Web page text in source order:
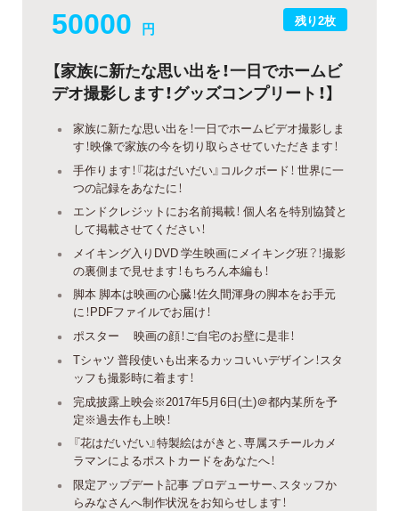
残り2枚
50000 円
【家族に新たな思い出を！一日でホームビ
デオ撮影します！グッズコンプリート！】
家族に新たな思い出を！一日でホームビデオ撮影しま
す！映像で家族の今を切り取らさせていただきます！
手作ります！『花はだいだい』コルクボード！ 世界に一
つの記録をあなたに！
エンドクレジットにお名前掲載！ 個人名を特別協賛と
して掲載させてください！
メイキング入りDVD 学生映画にメイキング班？！撮影
の裏側まで見せます！もちろん本編も！
脚本 脚本は映画の心臓！佐久間渾身の脚本をお手元
に！PDFファイルでお届け！
ポスター 映画の顔！ご自宅のお壁に是非！
Tシャツ 普段使いも出来るカッコいいデザイン！スタ
ッフも撮影時に着ます！
完成披露上映会※2017年5月6日(土)＠都内某所を予
定※過去作も上映！
『花はだいだい』特製絵はがきと、専属スチールカメ
ラマンによるポストカードをあなたへ！
限定アップデート記事 プロデューサー、スタッフか
らみなさんへ制作状況をお知らせします！